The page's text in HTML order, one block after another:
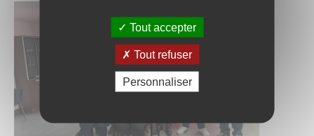
Tout accepter
Tout refuser
Personnaliser